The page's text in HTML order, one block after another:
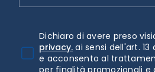
Dichiaro di avere preso
privacy. ai sensi dell'art. 13
e acconsento al
per finalità promozionali e